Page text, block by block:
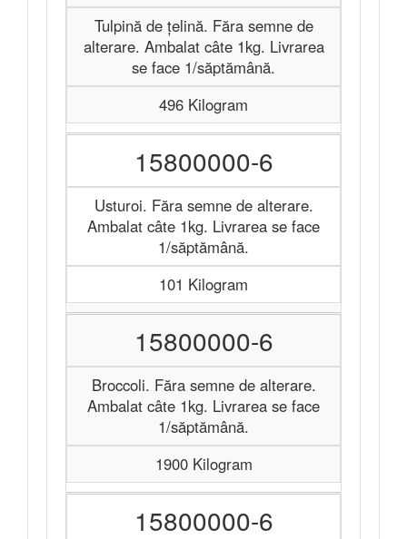
Tulpină de țelină. Făra semne de
alterare. Ambalat câte 1kg. Livrarea
se face 1/săptămână.
496 Kilogram
15800000-6
Usturoi. Făra semne de alterare.
Ambalat câte 1kg. Livrarea se face
1/săptămână.
101 Kilogram
15800000-6
Broccoli. Făra semne de alterare.
Ambalat câte 1kg. Livrarea se face
1/săptămână.
1900 Kilogram
15800000-6